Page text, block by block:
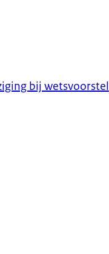
bij wetsvoorstel